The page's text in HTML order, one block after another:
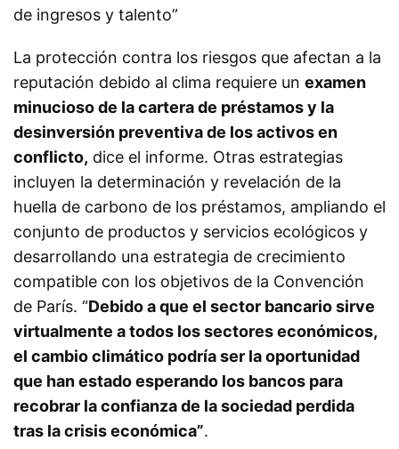
de ingresos y talento”
La protección contra los riesgos que afectan a la
reputación debido al clima requiere un examen
minucioso de la cartera de préstamos y la
desinversión preventiva de los activos en
conflicto, dice el informe. Otras estrategias
incluyen la determinación y revelación de la
huella de carbono de los préstamos, ampliando el
conjunto de productos y servicios ecológicos y
desarrollando una estrategia de crecimiento
compatible con los objetivos de la Convención
de París. “Debido a que el sector bancario sirve
virtualmente a todos los sectores económicos,
el cambio climático podría ser la oportunidad
que han estado esperando los bancos para
recobrar la confianza de la sociedad perdida
tras la crisis económica”.